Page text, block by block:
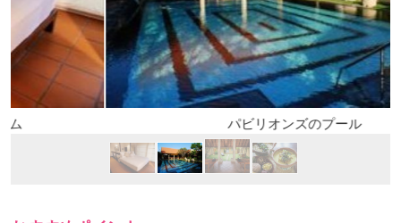
パビリオンズのプール